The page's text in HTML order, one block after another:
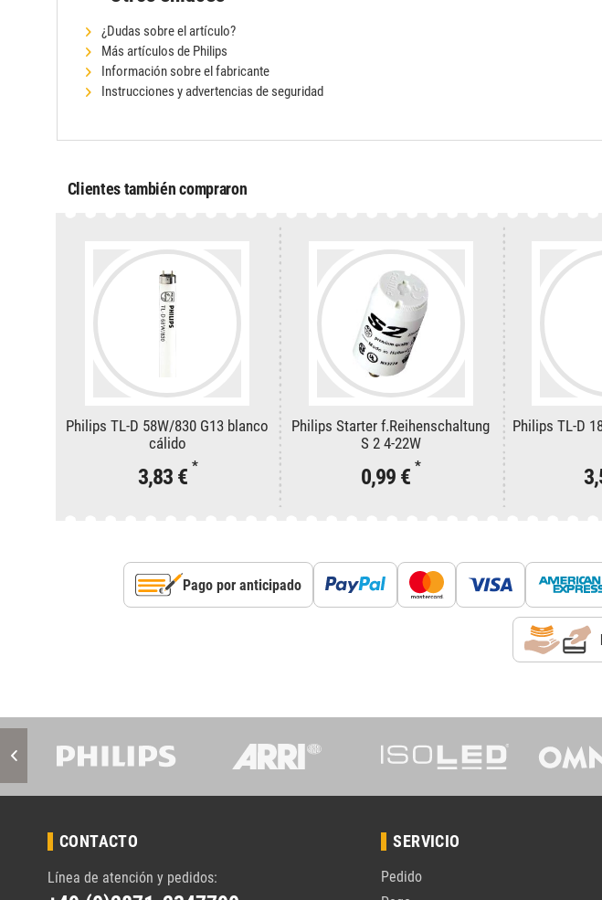
¿Dudas sobre el artículo?
Más artículos de Philips
Información sobre el fabricante
Instrucciones y advertencias de seguridad
Clientes también compraron
Philips TL-D 58W/830 G13 blanco
cálido
3,83 € *
Philips Starter f.Reihenschaltung
S 2 4-22W
0,99 € *
Philips TL-D
Pago por anticipado
CONTACTO
Línea de atención y pedidos:
SERVICIO
Pedido